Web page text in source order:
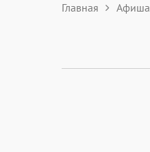
Главная Афиша